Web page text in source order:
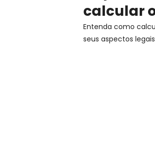
calcular
Entenda como
seus aspectos